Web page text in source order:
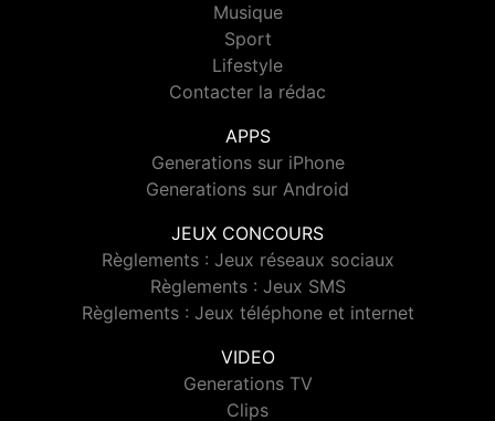
Musique
Sport
Lifestyle
Contacter la rédac
APPS
Generations sur iPhone
Generations sur Android
JEUX CONCOURS
Règlements : Jeux réseaux sociaux
Règlements : Jeux SMS
Règlements : Jeux téléphone et internet
VIDEO
Generations TV
Clips